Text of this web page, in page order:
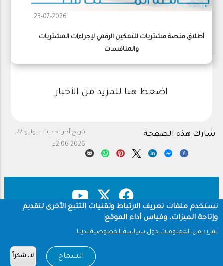
23-07-2026
أطلاق منصة مشتريات للتمكين الرقمي لإجراءات المشتريات
والمنافسات
اضغط هنا للمزيد من الأخبار
تاريخ آخر تحديث :
يوليو 27,
2026 2:06م
شارك هذه الصفحة
Footer
نستخدم ملفات تعريف الارتباط وتقنيات التتبع الأخرى لتقديم
وإتاحة الميزات، وقياس أداء الموقع.
لمزيد من المعلومات حول سياسة الخصوصية لدينا
السماح لا، شكراً